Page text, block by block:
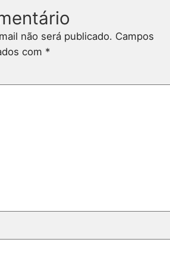
não será publicado. Campos
com *